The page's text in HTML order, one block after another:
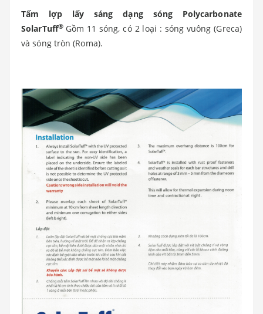
Tấm lợp lấy sáng dạng sóng Polycarbonate
SolarTuff® Gồm 11 sóng, có 2 loại : sóng vuông (Greca)
và sóng tròn (Roma).